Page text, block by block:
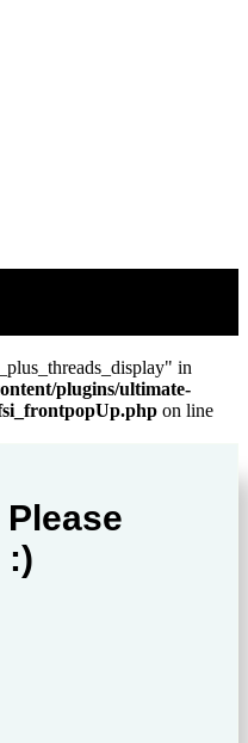
in
plugins/ultimate-
on line
:)